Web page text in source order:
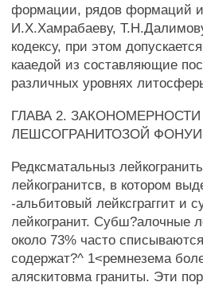
формации, рядов формаций
И.Х.Хамрабаеву,
кодексу, при этом
кааедой из составляющие
различных уровнях
ГЛАВА 2.
ЛЕШСОГРАНИТОЗОЙ
Редксматальныз
лейкогранитсв, в котором
-альбитовый лейксграггит и
лейкогранит. Субш?алочные
около 73% часто
содержат?^ 1<ремнезема
аляскитовма граниты. Эти